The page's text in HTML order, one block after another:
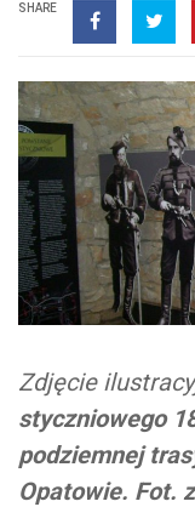
SHARE
Zdjęcie
styczniowego
podziemnej
Opatowie. Fot.